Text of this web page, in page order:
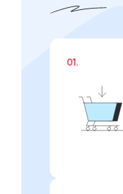
01.